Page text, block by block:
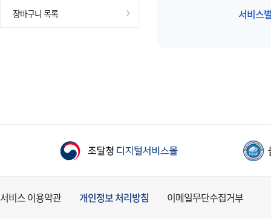
장바구니 목록 서비스
서비스 이용약관 개인정보 처리방침 이메일무단수집거부